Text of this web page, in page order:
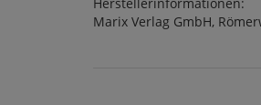
Marix Verlag GmbH,